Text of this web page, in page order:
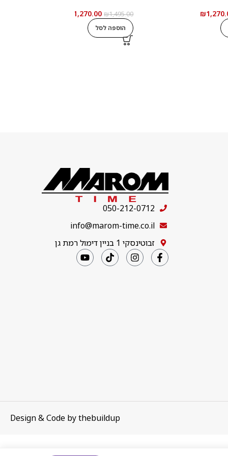
₪
₪1,495.00
1,270.00
הוספה לסל
050-212-0712
info@marom-time.co.il
זבוטינסקי 1 בניין דימול רמת גן
Design & Code bythebuildup